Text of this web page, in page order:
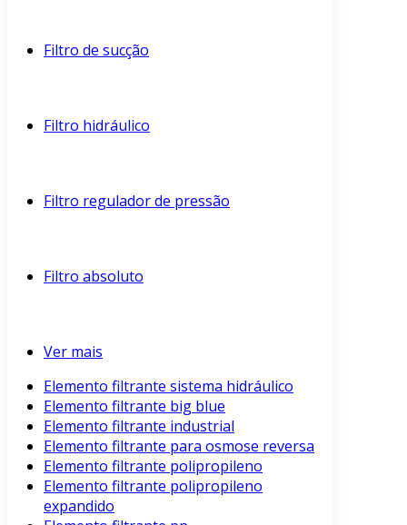
Filtro de sucção
Filtro hidráulico
Filtro regulador de pressão
Filtro absoluto
Ver mais
Elemento filtrante sistema hidráulico
Elemento filtrante big blue
Elemento filtrante industrial
Elemento filtrante para osmose reversa
Elemento filtrante polipropileno
Elemento filtrante polipropileno
expandido